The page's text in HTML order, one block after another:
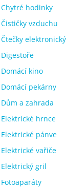
Chytré hodinky
Čističky vzduchu
Čtečky
Digestoře
Domácí kino
Domácí pekárny
Dům a zahrada
Elektrické hrnce
Elektrické pánve
Elektrické vařiče
Elektrický gril
Fotoaparáty